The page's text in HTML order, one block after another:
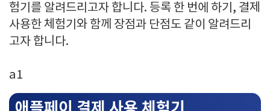
험기를 알려드리고자 합니다. 등록 한 번에 하기, 결제
사용한 체험기와 함께 장점과 단점도 같이 알려드리
고자 합니다.
a1